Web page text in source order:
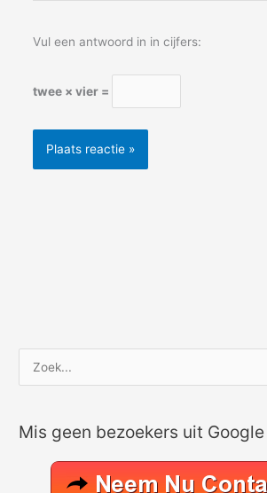
Vul een antwoord in in cijfers:
twee × vier =
o
k
Mis geen bezoekers uit Google